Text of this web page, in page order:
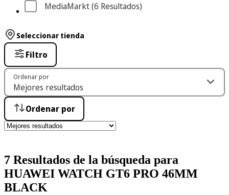
MediaMarkt (6 Resultados)
7 Resultados de la búsqueda para
HUAWEI WATCH GT6 PRO 46MM
BLACK
Seleccionar tienda
Filtro
Ordenar por
Ordenar por